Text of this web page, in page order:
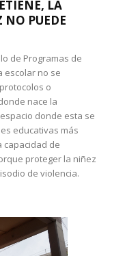
LA
NO PUEDE
de Programas de
escolar no se
o
nace la
donde esta se
educativas más
capacidad de
proteger la niñez
de violencia.